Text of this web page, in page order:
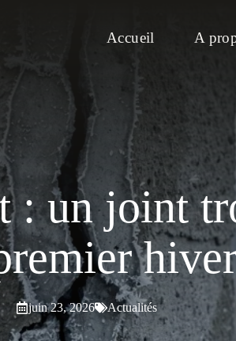
Accueil A
: un joint
juin 23, 2026 Actualités